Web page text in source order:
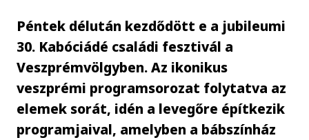
Péntek délután kezdődött e a jubileumi
30. Kabóciádé családi fesztivál a
Veszprémvölgyben. Az ikonikus
veszprémi programsorozat folytatva az
elemek sorát, idén a levegőre építkezik
programjaival, amelyben a bábszínház